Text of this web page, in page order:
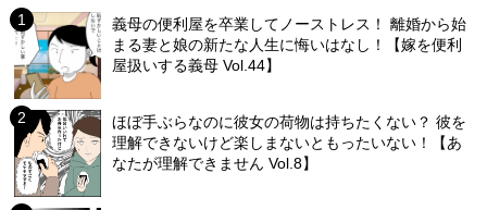
義母の便利屋を卒業してノーストレス！ 離婚から始
まる妻と娘の新たな人生に悔いはなし！【嫁を便利
屋扱いする義母 Vol.44】
ほぼ手ぶらなのに彼女の荷物は持ちたくない？ 彼を
理解できないけど楽しまないともったいない！【あ
なたが理解できません Vol.8】